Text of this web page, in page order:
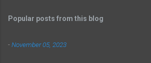
Popular posts from this blog
-November 05, 2023